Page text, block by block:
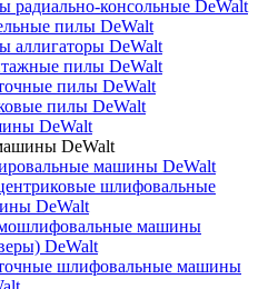
радиально-консольные DeWalt
пилы DeWalt
аллигаторы DeWalt
пилы DeWalt
пилы DeWalt
пилы DeWalt
DeWalt
DeWalt
машины DeWalt
шлифовальные
DeWalt
машины
DeWalt
шлифовальные машины